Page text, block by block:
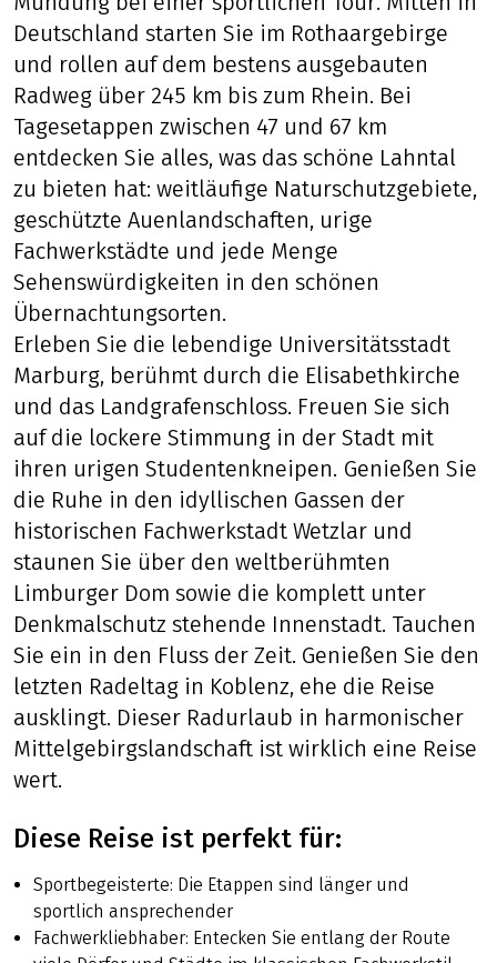
Deutschland starten Sie im Rothaargebirge
und rollen auf dem bestens ausgebauten
Radweg über 245 km bis zum Rhein. Bei
Tagesetappen zwischen 47 und 67 km
entdecken Sie alles, was das schöne Lahntal
zu bieten hat: weitläufige Naturschutzgebiete,
geschützte Auenlandschaften, urige
Fachwerkstädte und jede Menge
Sehenswürdigkeiten in den schönen
Übernachtungsorten.
Erleben Sie die lebendige Universitätsstadt
Marburg, berühmt durch die Elisabethkirche
und das Landgrafenschloss. Freuen Sie sich
auf die lockere Stimmung in der Stadt mit
ihren urigen Studentenkneipen. Genießen Sie
die Ruhe in den idyllischen Gassen der
historischen Fachwerkstadt Wetzlar und
staunen Sie über den weltberühmten
Limburger Dom sowie die komplett unter
Denkmalschutz stehende Innenstadt. Tauchen
Sie ein in den Fluss der Zeit. Genießen Sie den
letzten Radeltag in Koblenz, ehe die Reise
ausklingt. Dieser Radurlaub in harmonischer
Mittelgebirgslandschaft ist wirklich eine Reise
wert.
Diese Reise ist perfekt für:
Sportbegeisterte: Die Etappen sind länger und
sportlich ansprechender
Fachwerkliebhaber: Entecken Sie entlang der Route